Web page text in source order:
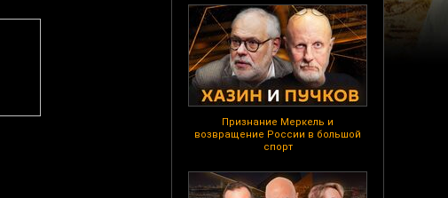
Признание Меркель и
возвращение России в большой
спорт